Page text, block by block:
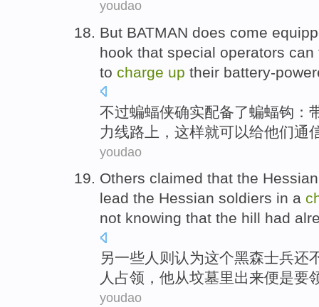
youdao
But BATMAN does come
hook that special operators can
to charge up their battery-
不过蝙蝠侠确实配备了蝙蝠钩 ：
力线路上，这样就可以给他们通
youdao
Others claimed that the Hessian
lead the Hessian soldiers in a
not knowing that the hill had
另一些人则 认为这个黑森士兵还
人占领，他从坟墓里出来便是要
youdao